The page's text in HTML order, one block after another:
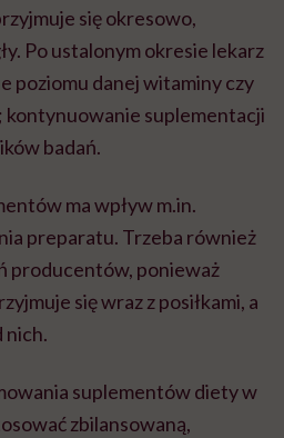
się okresowo,
Po ustalonym okresie lekarz
poziomu danej witaminy czy
kontynuowanie suplementacji
badań.
ma wpływ m.in.
preparatu. Trzeba również
producentów, ponieważ
się wraz z posiłkami, a
nich.
suplementów diety w
zbilansowaną,